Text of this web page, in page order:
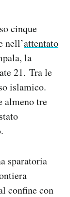
cinque
nell’attentato
la
21. Tra le
islamico.
almeno tre
sparatoria
confine con